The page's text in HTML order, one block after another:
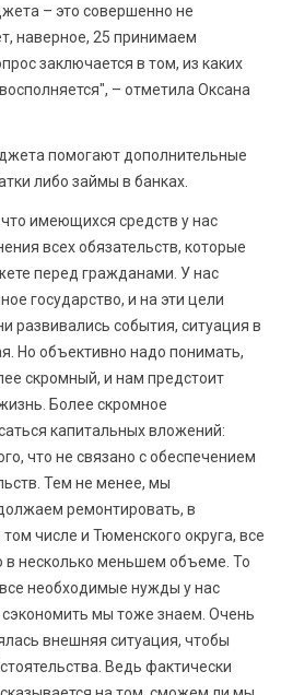
– это совершенно не
наверное, 25 принимаем
заключается в том, из каких
– отметила Оксана
помогают дополнительные
либо займы в банках.
имеющихся средств у нас
всех обязательств, которые
перед гражданами. У нас
государство, и на эти цели
развивались события, ситуация в
Но объективно надо понимать,
скромный, и нам предстоит
Более скромное
капитальных вложений:
что не связано с обеспечением
Тем не менее, мы
ремонтировать, в
числе и Тюменского округа, все
в несколько меньшем объеме. То
необходимые нужды у нас
сэкономить мы тоже знаем. Очень
внешняя ситуация, чтобы
Ведь фактически